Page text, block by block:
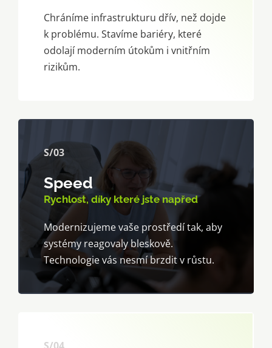
Chráníme infrastrukturu dřív, než dojde
k problému. Stavíme bariéry, které
odolají moderním útokům i vnitřním
rizikům.
S/03
Speed
Rychlost, díky které jste napřed
Modernizujeme vaše prostředí tak, aby
systémy reagovaly bleskově.
Technologie vás nesmí brzdit v růstu.